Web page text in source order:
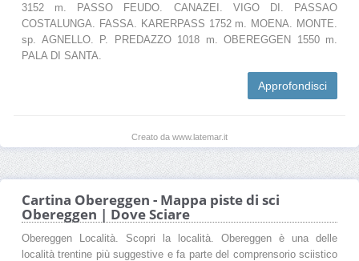
3152 m. PASSO FEUDO. CANAZEI. VIGO DI. PASSAO
COSTALUNGA. FASSA. KARERPASS 1752 m. MOENA. MONTE.
sp. AGNELLO. P. PREDAZZO 1018 m. OBEREGGEN 1550 m.
PALA DI SANTA.
Approfondisci
Creato da www.latemar.it
Cartina Obereggen - Mappa piste di sci
Obereggen | Dove Sciare
Obereggen Località. Scopri la località. Obereggen è una delle
località trentine più suggestive e fa parte del comprensorio sciistico